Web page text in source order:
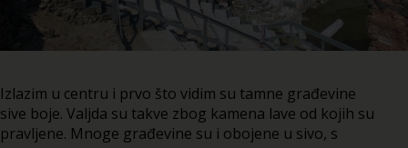
Izlazim u centru i prvo što vidim su tamne građevine
sive boje. Valjda su takve zbog kamena lave od kojih su
pravljene. Mnoge građevine su i obojene u sivo, s